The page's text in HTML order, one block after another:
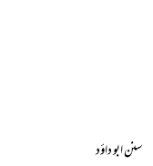
سنن ابو داؤد